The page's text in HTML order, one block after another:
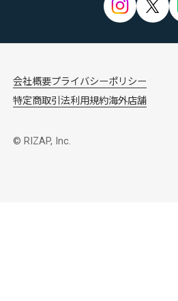
会社概要プライバシーポリシー
特定商取引法利用規約海外店舗
© RIZAP, Inc.